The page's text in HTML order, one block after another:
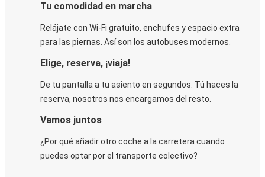
Tu comodidad en marcha
Relájate con Wi-Fi gratuito, enchufes y espacio extra
para las piernas. Así son los autobuses modernos.
Elige, reserva, ¡viaja!
De tu pantalla a tu asiento en segundos. Tú haces la
reserva, nosotros nos encargamos del resto.
Vamos juntos
¿Por qué añadir otro coche a la carretera cuando
puedes optar por el transporte colectivo?